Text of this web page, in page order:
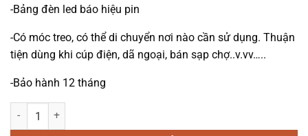
-Bảng đèn led báo hiệu pin
-Có móc treo, có thể di chuyển nơi nào cần sử dụng. Thuận
tiện dùng khi cúp điện, dã ngoại, bán sạp chợ..v.vv…..
-Bảo hành 12 tháng
ĐÈN TÍCH ĐIỆN DI ĐỘNG số lượng